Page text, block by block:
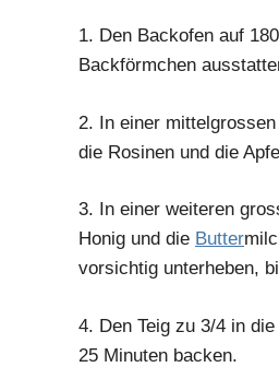
1. Den Backofen auf
Backförmchen
2. In einer
die Rosinen und die
3. In einer weiteren
Honig und die Butter
vorsichtig unterheben,
4. Den Teig zu 3/4 in
25 Minuten backen.